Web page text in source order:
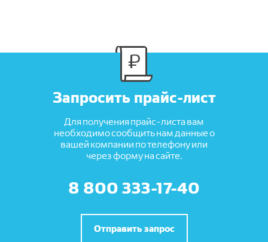
Запросить прайс-лист
Для получения прайс-листа вам
необходимо сообщить нам данные о
вашей компании по телефону или
через форму на сайте.
8 800 333-17-40
Отправить запрос